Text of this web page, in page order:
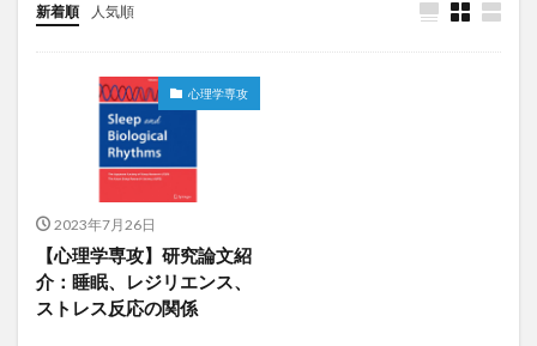
新着順 人気順
心理学専攻
2023年7月26日
【心理学専攻】研究論文紹
介：睡眠、レジリエンス、
ストレス反応の関係